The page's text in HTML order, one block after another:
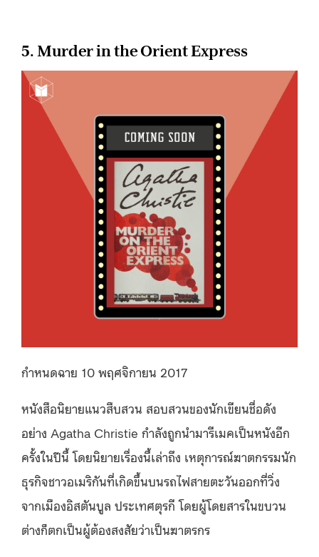
5. Murder in the Orient Express
กำหนดฉาย 10 พฤศจิกายน 2017
หนังสือนิยายแนวสืบสวน สอบสวนของนักเขียนชื่อดัง
อย่าง Agatha Christie กำลังถูกนำมารีเมคเป็นหนังอีก
ครั้งในปีนี้ โดยนิยายเรื่องนี้เล่าถึง เหตุการณ์ฆาตกรรมนัก
ธุรกิจชาวอเมริกันที่เกิดขึ้นบนรถไฟสายตะวันออกที่วิ่ง
จากเมืองอิสตันบูล ประเทศตุรกี โดยผู้โดยสารในขบวน
ต่างก็ตกเป็นผู้ต้องสงสัยว่าเป็นฆาตรกร